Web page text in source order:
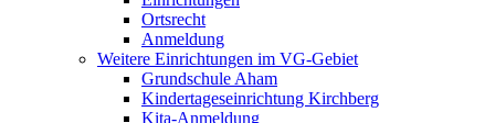
Ortsrecht
Anmeldung
Weitere Einrichtungen im VG-Gebiet
Grundschule Aham
Kindertageseinrichtung Kirchberg
Kita-Anmeldung